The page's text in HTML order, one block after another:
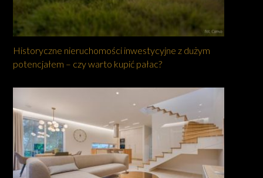
Historyczne nieruchomości inwestycyjne z dużym
potencjałem – czy warto kupić pałac?